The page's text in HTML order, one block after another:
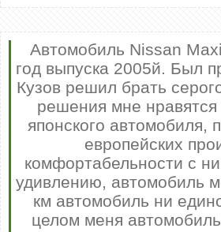
Автомобиль Nissan
год выпуска 2005й. Был
Кузов решил брать
решения мне
японского автомобиля,
европейских
комфортабельности с
удивлению, автомобиль
км автомобиль ни
целом меня